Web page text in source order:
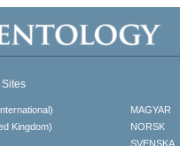
Sites
Kingdom)
MAGYAR
NORSK
SVENSKA